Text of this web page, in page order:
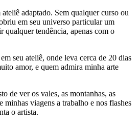
adaptado. Sem qualquer curso ou
em seu universo particular um
qualquer tendência, apenas com o
seu ateliê, onde leva cerca de 20 dias
amor, e quem admira minha arte
de ver os vales, as montanhas, as
viagens a trabalho e nos flashes
o artista.